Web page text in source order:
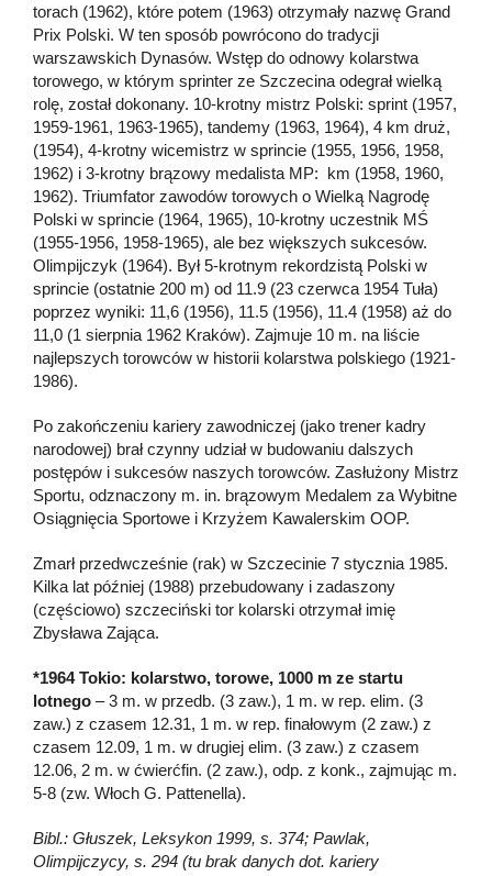
torach (1962), które potem (1963) otrzymały nazwę Grand
Prix Polski. W ten sposób powrócono do tradycji
warszawskich Dynasów. Wstęp do odnowy kolarstwa
torowego, w którym sprinter ze Szczecina odegrał wielką
rolę, został dokonany. 10-krotny mistrz Polski: sprint (1957,
1959-1961, 1963-1965), tandemy (1963, 1964), 4 km druż,
(1954), 4-krotny wicemistrz w sprincie (1955, 1956, 1958,
1962) i 3-krotny brązowy medalista MP: km (1958, 1960,
1962). Triumfator zawodów torowych o Wielką Nagrodę
Polski w sprincie (1964, 1965), 10-krotny uczestnik MŚ
(1955-1956, 1958-1965), ale bez większych sukcesów.
Olimpijczyk (1964). Był 5-krotnym rekordzistą Polski w
sprincie (ostatnie 200 m) od 11.9 (23 czerwca 1954 Tuła)
poprzez wyniki: 11,6 (1956), 11.5 (1956), 11.4 (1958) aż do
11,0 (1 sierpnia 1962 Kraków). Zajmuje 10 m. na liście
najlepszych torowców w historii kolarstwa polskiego (1921-
1986).
Po zakończeniu kariery zawodniczej (jako trener kadry
narodowej) brał czynny udział w budowaniu dalszych
postępów i sukcesów naszych torowców. Zasłużony Mistrz
Sportu, odznaczony m. in. brązowym Medalem za Wybitne
Osiągnięcia Sportowe i Krzyżem Kawalerskim OOP.
Zmarł przedwcześnie (rak) w Szczecinie 7 stycznia 1985.
Kilka lat później (1988) przebudowany i zadaszony
(częściowo) szczeciński tor kolarski otrzymał imię
Zbysława Zająca.
*1964 Tokio: kolarstwo, torowe, 1000 m ze startu
lotnego – 3 m. w przedb. (3 zaw.), 1 m. w rep. elim. (3
zaw.) z czasem 12.31, 1 m. w rep. finałowym (2 zaw.) z
czasem 12.09, 1 m. w drugiej elim. (3 zaw.) z czasem
12.06, 2 m. w ćwierćfin. (2 zaw.), odp. z konk., zajmując m.
5-8 (zw. Włoch G. Pattenella).
Bibl.: Głuszek, Leksykon 1999, s. 374; Pawlak,
Olimpijczycy, s. 294 (tu brak danych dot. kariery